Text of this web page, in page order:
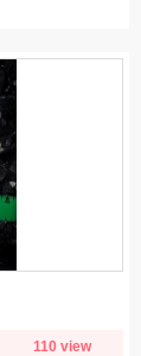
110 view